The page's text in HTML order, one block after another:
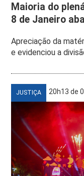
Maioria do
8 de Janeiro
Apreciação da
e evidenciou a
JUSTIÇA 20h13 de